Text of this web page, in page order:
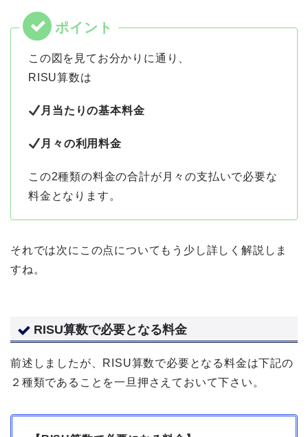
この図を見てお分かりに通り、
RISU算数は
月当たりの基本料金
月々の利用料金
この2種類の料金の合計が月々の支払いで必要な
料金となります。
それでは次にこの点についてもう少し詳しく解説しま
すね。
RISU算数で必要となる料金
前述しましたが、RISU算数で必要となる料金は下記の
２種類であることを一旦押さえておいて下さい。